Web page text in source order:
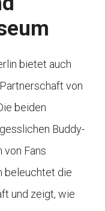
bietet auch
von
beiden
Buddy-
von Fans
beleuchtet die
und zeigt, wie